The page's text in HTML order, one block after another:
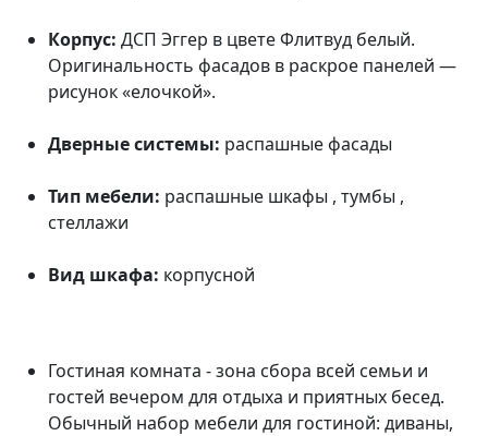
Корпус: ДСП Эггер в цвете Флитвуд белый.
Оригинальность фасадов в раскрое панелей —
рисунок «елочкой».
Дверные системы: распашные фасады
Тип мебели: распашные шкафы , тумбы ,
стеллажи
Вид шкафа: корпусной
Гостиная комната - зона сбора всей семьи и
гостей вечером для отдыха и приятных бесед.
Обычный набор мебели для гостиной: диваны,